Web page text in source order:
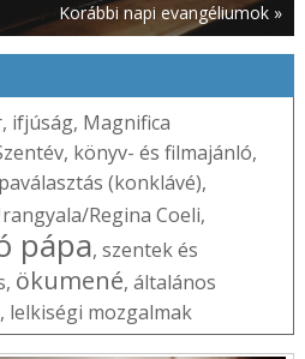
Korábbi napi evangéliumok »
, ifjúság, Magnifica
, könyv- és filmajánló,
(konklávé),
Regina Coeli,
pápa, szentek és
, ökumené, általános
, lelkiségi mozgalmak